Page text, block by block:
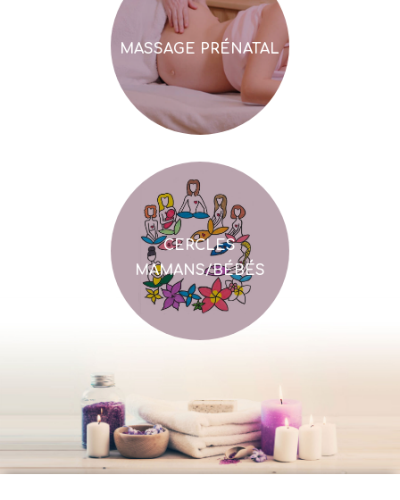
MASSAGE PRÉNATAL
CERCLES
MAMANS/BÉBÉS